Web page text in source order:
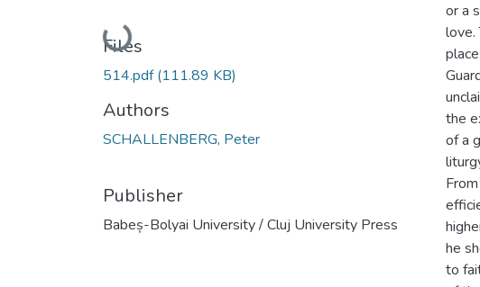
Loading...
Files
514.pdf(111.89 KB)
Authors
SCHALLENBERG, Peter
Publisher
Babeș-Bolyai University / Cluj University Press
or a
love.
the
of a
he
to